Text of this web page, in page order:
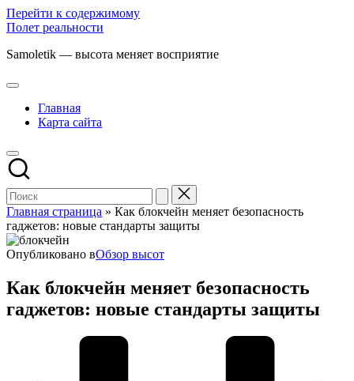
Перейти к содержимому
Полет реальности
Samoletik — высота меняет восприятие
Главная
Карта сайта
Главная страница » Как блокчейн меняет безопасность
гаджетов: новые стандарты защиты
Опубликовано вОбзор высот
Как блокчейн меняет безопасность
гаджетов: новые стандарты защиты